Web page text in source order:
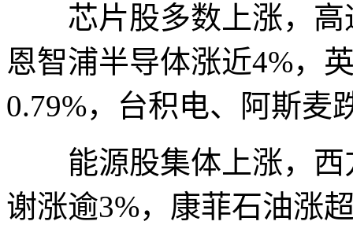
芯片股多数上涨，高
恩智浦半导体涨近4%，
0.79%，台积电、阿斯麦
能源股集体上涨，西
谢涨逾3%，康菲石油涨